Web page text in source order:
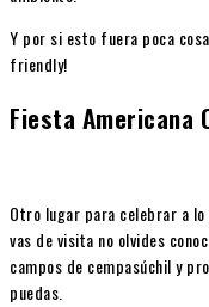
Y por si esto fuera poca
friendly!
Fiesta Americana
Otro lugar para celebrar a
vas de visita no olvides
campos de cempasúchil y
puedas.